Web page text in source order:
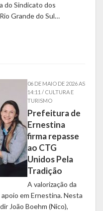
do Sindicato dos
Grande do Sul…
06 DE MAIO DE 2026 AS
14:11 / CULTURA E
TURISMO
Prefeitura de
Ernestina
firma repasse
ao CTG
Unidos Pela
Tradição
A valorização da
em Ernestina. Nesta
João Boehm (Nico),